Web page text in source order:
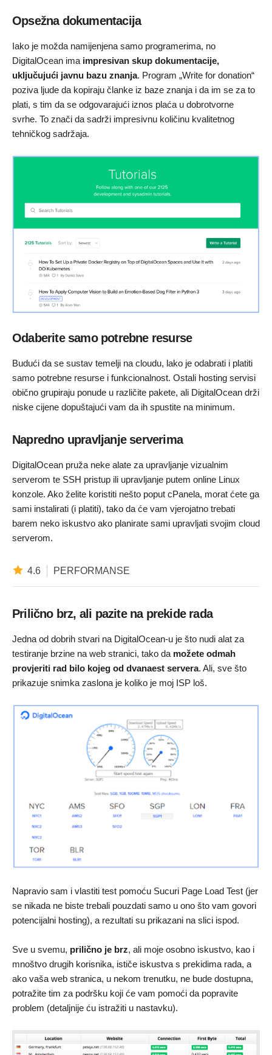
Opsežna dokumentacija
Iako je možda namijenjena samo programerima, no
DigitalOcean ima impresivan skup dokumentacije,
uključujući javnu bazu znanja. Program „Write for donation“
poziva ljude da kopiraju članke iz baze znanja i da im se za to
plati, s tim da se odgovarajući iznos plaća u dobrotvorne
svrhe. To znači da sadrži impresivnu količinu kvalitetnog
tehničkog sadržaja.
Odaberite samo potrebne resurse
Budući da se sustav temelji na cloudu, lako je odabrati i platiti
samo potrebne resurse i funkcionalnost. Ostali hosting servisi
obično grupiraju ponude u različite pakete, ali DigitalOcean drži
niske cijene dopuštajući vam da ih spustite na minimum.
Napredno upravljanje serverima
DigitalOcean pruža neke alate za upravljanje vizualnim
serverom te SSH pristup ili upravljanje putem online Linux
konzole. Ako želite koristiti nešto poput cPanela, morat ćete ga
sami instalirati (i platiti), tako da će vam vjerojatno trebati
barem neko iskustvo ako planirate sami upravljati svojim cloud
serverom.
4.6 PERFORMANSE
Prilično brz, ali pazite na prekide rada
Jedna od dobrih stvari na DigitalOcean-u je što nudi alat za
testiranje brzine na web stranici, tako da možete odmah
provjeriti rad bilo kojeg od dvanaest servera. Ali, sve što
prikazuje snimka zaslona je koliko je moj ISP loš.
Napravio sam i vlastiti test pomoću Sucuri Page Load Test (jer
se nikada ne biste trebali pouzdati samo u ono što vam govori
potencijalni hosting), a rezultati su prikazani na slici ispod.
Sve u svemu, prilično je brz, ali moje osobno iskustvo, kao i
mnoštvo drugih korisnika, ističe iskustva s prekidima rada, a
ako vaša web stranica, u nekom trenutku, ne bude dostupna,
potražite tim za podršku koji će vam pomoći da popravite
problem (detaljnije ću istražiti u nastavku).